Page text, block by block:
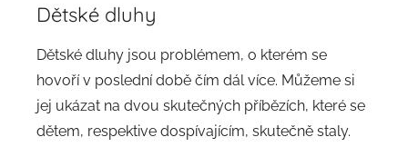
Dětské dluhy
A
o
r
Dětské dluhy jsou problémem, o kterém se
hovoří v poslední době čím dál více. Můžeme si
jej ukázat na dvou skutečných příbězích, které se
dětem, respektive dospívajícím, skutečně staly.